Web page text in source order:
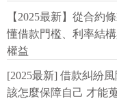
【2025最新】從合約
懂借款門檻、利率結
權益
[2025最新] 借款糾紛
該怎麼保障自己 才能